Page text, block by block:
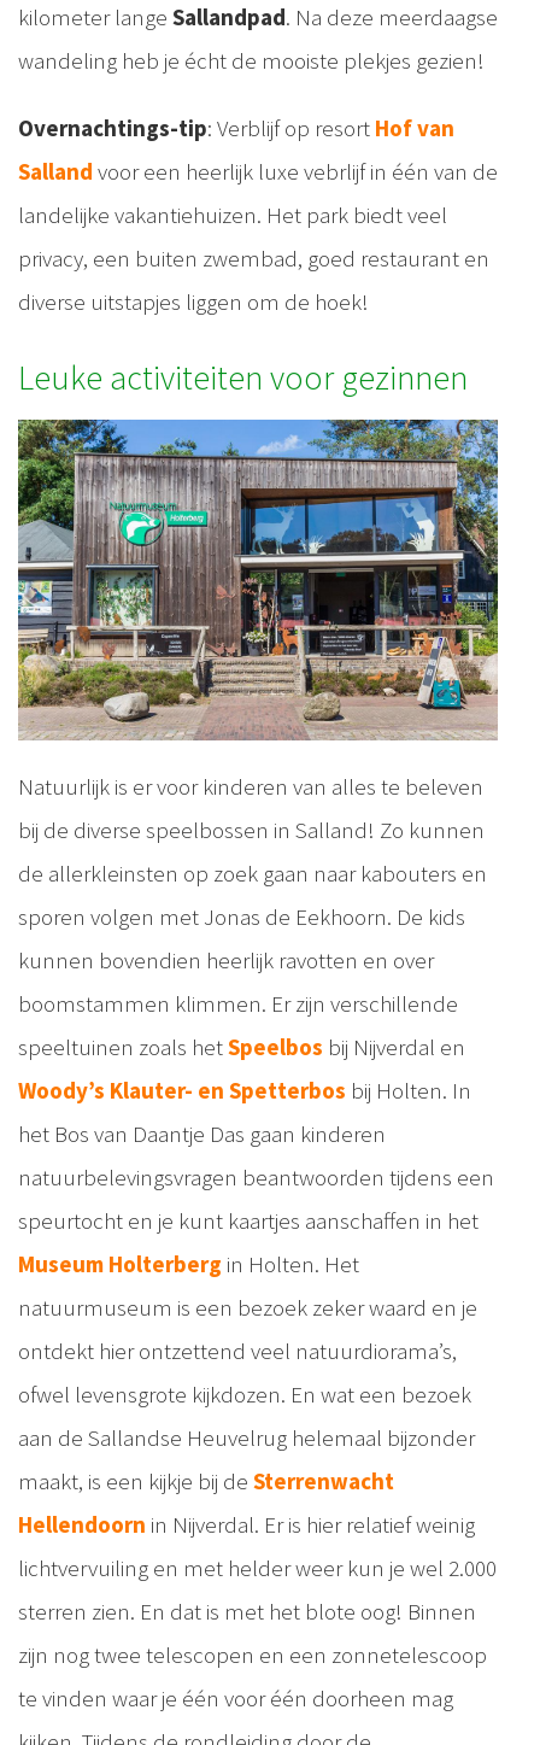
kilometer lange Sallandpad. Na deze meerdaagse
wandeling heb je écht de mooiste plekjes gezien!
Overnachtings-tip: Verblijf op resort Hof van
Salland voor een heerlijk luxe vebrlijf in één van de
landelijke vakantiehuizen. Het park biedt veel
privacy, een buiten zwembad, goed restaurant en
diverse uitstapjes liggen om de hoek!
Leuke activiteiten voor gezinnen
Natuurlijk is er voor kinderen van alles te beleven
bij de diverse speelbossen in Salland! Zo kunnen
de allerkleinsten op zoek gaan naar kabouters en
sporen volgen met Jonas de Eekhoorn. De kids
kunnen bovendien heerlijk ravotten en over
boomstammen klimmen. Er zijn verschillende
speeltuinen zoals hetSpeelbos bij Nijverdal en
Woody’s Klauter- en Spetterbos bij Holten. In
het Bos van Daantje Das gaan kinderen
natuurbelevingsvragen beantwoorden tijdens een
speurtocht en je kunt kaartjes aanschaffen in het
Museum Holterberg in Holten. Het
natuurmuseum is een bezoek zeker waard en je
ontdekt hier ontzettend veel natuurdiorama’s,
ofwel levensgrote kijkdozen. En wat een bezoek
aan de Sallandse Heuvelrug helemaal bijzonder
maakt, is een kijkje bij de Sterrenwacht
Hellendoorn in Nijverdal. Er is hier relatief weinig
lichtvervuiling en met helder weer kun je wel 2.000
sterren zien. En dat is met het blote oog! Binnen
zijn nog twee telescopen en een zonnetelescoop
te vinden waar je één voor één doorheen mag